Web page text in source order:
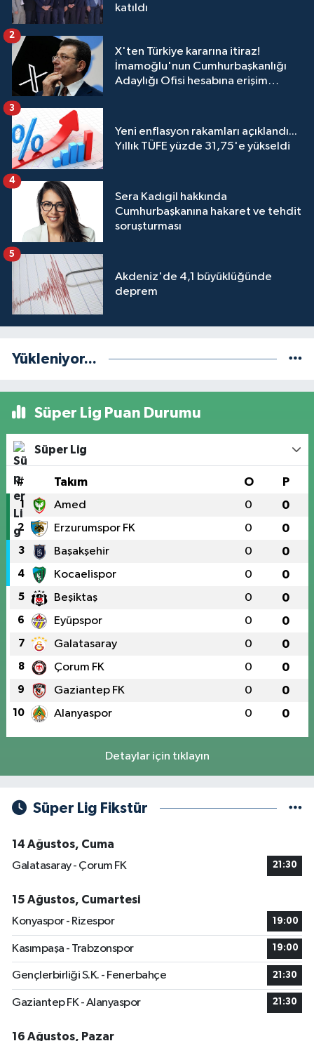
katıldı
X'ten Türkiye kararına itiraz!
İmamoğlu'nun Cumhurbaşkanlığı
Adaylığı Ofisi hesabına erişim
2
Yeni enflasyon rakamları açıklandı...
Yıllık TÜFE yüzde 31,75'e yükseldi
3
Sera Kadıgil hakkında
Cumhurbaşkanına hakaret ve tehdit
soruşturması
4
Akdeniz'de 4,1 büyüklüğünde
deprem
5
Yükleniyor...
Süper Lig Puan Durumu
Süper Lig
# Takım O P
1 Amed 0 0
2 Erzurumspor FK 0 0
3 Başakşehir 0 0
4 Kocaelispor 0 0
5 Beşiktaş 0 0
6 Eyüpspor 0 0
7 Galatasaray 0 0
8 Çorum FK 0 0
9 Gaziantep FK 0 0
10 Alanyaspor 0 0
Detaylar için tıklayın
Süper Lig Fikstür
14 Ağustos, Cuma
Galatasaray - Çorum FK
21:30
15 Ağustos, Cumartesi
Konyaspor - Rizespor
19:00
Kasımpaşa - Trabzonspor 19:00
Gençlerbirliği S.K. - Fenerbahçe 21:30
Gaziantep FK - Alanyaspor 21:30
16 Ağustos, Pazar